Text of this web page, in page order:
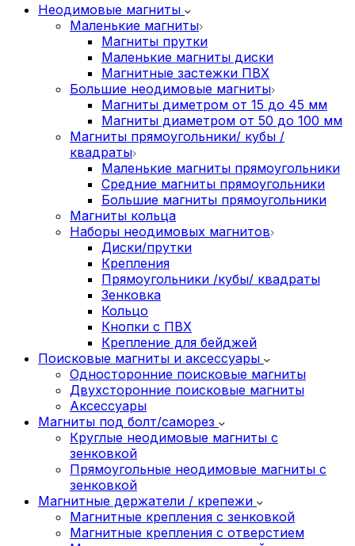
Неодимовые магниты
Маленькие магниты
Магниты прутки
Маленькие магниты диски
Магнитные застежки ПВХ
Большие неодимовые магниты
Магниты диметром от 15 до 45 мм
Магниты диаметром от 50 до 100 мм
Магниты прямоугольники/ кубы /
квадраты
Маленькие магниты прямоугольники
Средние магниты прямоугольники
Большие магниты прямоугольники
Магниты кольца
Наборы неодимовых магнитов
Диски/прутки
Крепления
Прямоугольники /кубы/ квадраты
Зенковка
Кольцо
Кнопки с ПВХ
Крепление для бейджей
Поисковые магниты и аксессуары
Односторонние поисковые магниты
Двухсторонние поисковые магниты
Аксессуары
Магниты под болт/саморез
Круглые неодимовые магниты с
зенковкой
Прямоугольные неодимовые магниты с
зенковкой
Магнитные держатели / крепежи
Магнитные крепления с зенковкой
Магнитные крепления с отверстием